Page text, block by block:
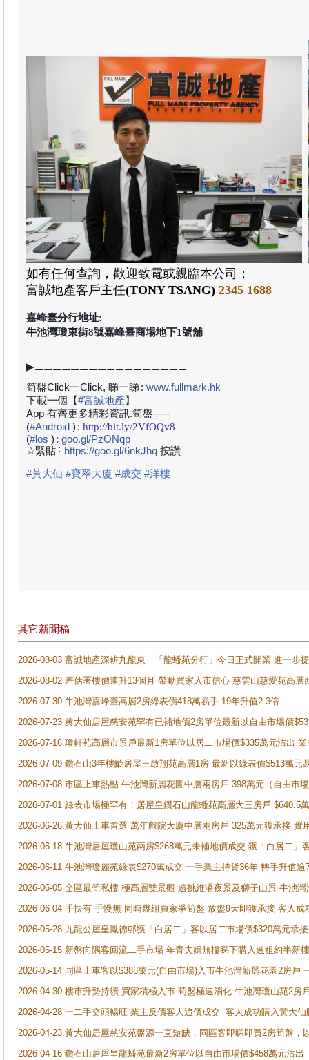
如有任何查詢，歡迎致電或親臨本公司：
富誠地產客戶主任(TONY TSANG) 2345 1688
嘉峰臺分行地址:
牛池灣瓊東街8號嘉峰臺商場地下1號舖
▶⚊⚊⚊⚊⚊⚊⚊⚊⚊⚊⚊⚊⚊⚊⚊⚊⚊
筍盤Click一Click, 睇一睇: www.fullmark.hk
下載一個【#富誠地產】
App 有齊更多精彩資訊.筍盤-----
(#Android ) : http://bit.ly/2VfOQv8
(#los ) : goo.gl/PzONqp
☆緊貼 :https://goo.gl/6nkJhq 按讚
#黃大仙 #寶翠大廈 #成交 #洋樓
其它新聞稿
2026-08-03 富誠地產深耕九龍東 「龍蟠苑分行」今日正式開業 進一步
2026-08-02 差估署樓價連升13個月 帶動買家入市信心 慈雲山慈愛苑高層
2026-07-30 牛池灣嘉峰臺高層2房綠表價418萬易手 19年升值2.3倍
2026-07-23 黄大仙居屋慈安苑罕有已補地價2房單位最新以自由市場價
2026-07-16 瓊軒苑高層市景戶最新1房單位以居二市場價$335萬元沽出
2026-07-09 鑽石山3年樓齡居屋王啟翔苑高層1房 最新以綠表價$513萬元
2026-07-08 市區上車熱點 牛池灣新麗花園中層兩房戶 398萬元（自由市
2026-07-01 綠表市場極罕有！居屋皇鑽石山龍蟠苑高層大三房戶
2026-06-26 黃大仙上車首選 萬年戲院大廈中層兩房戶 325萬元獲承接 實
2026-06-18 牛池灣居屋瓊山苑兩房$268萬元未補地價成交 獲「白居二」
2026-06-11 牛池灣瓊麗苑綠表$270萬成交 一手業主持貨36年 轉手升值逾
2026-06-05 全區最筍私樓 極高層雙景觀 遠挑維港夜景及獅子山景 牛池
2026-06-04 手快有 手慢無 同時幾組買家爭筍盤 放盤9天即獲承接 客人
2026-05-28 九龍公屋皇鳳德邨獲「白居二」客以居二市場價$320萬元承接
2026-05-15 新盤向隅客回流二手市場 年青夫婦無樓睇下購入連租約半新
2026-05-14 同區上車客以$388萬元(自由市場)入市牛池灣新麗花園2房戶
2026-04-30 樓市升勢持續 買家積極入市 荀盤極速消化 牛池灣瓊山苑2房
2026-04-28 一二手交頭暢旺 業主反價客人追價成交 客人成功購入黃大
2026-04-23 黃大仙居屋慈安苑盤源一直短缺，同區客即睇即買2房筍盤，
2026-04-16 鑽石山居屋皇龍蟠苑最新2房單位以自由市場價$458萬元沽出